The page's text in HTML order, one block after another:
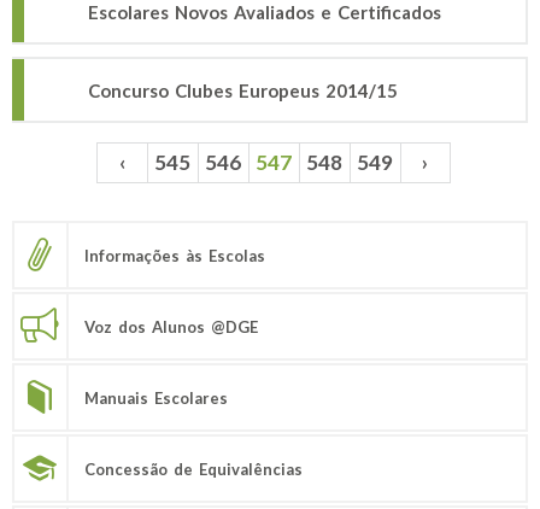
Escolares Novos Avaliados e Certificados
Concurso Clubes Europeus 2014/15
Páginas ‹ 545 546 547 548 549 ›
Informações às Escolas
Voz dos Alunos @DGE
Manuais Escolares
Concessão de Equivalências